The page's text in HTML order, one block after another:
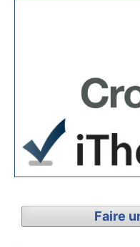
Faire